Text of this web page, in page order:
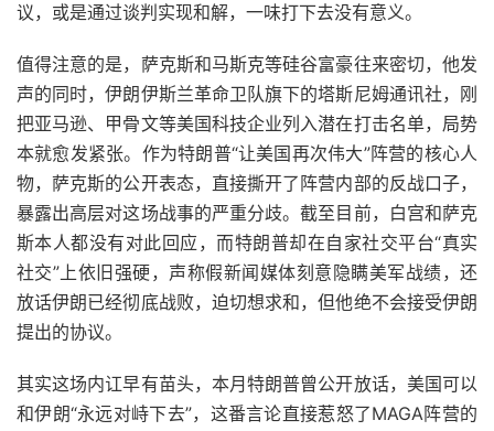
议，或是通过谈判实现和解，一味打下去没有意义。
值得注意的是，萨克斯和马斯克等硅谷富豪往来密切，他发
声的同时，伊朗伊斯兰革命卫队旗下的塔斯尼姆通讯社，刚
把亚马逊、甲骨文等美国科技企业列入潜在打击名单，局势
本就愈发紧张。作为特朗普“让美国再次伟大”阵营的核心人
物，萨克斯的公开表态，直接撕开了阵营内部的反战口子，
暴露出高层对这场战事的严重分歧。截至目前，白宫和萨克
斯本人都没有对此回应，而特朗普却在自家社交平台“真实
社交”上依旧强硬，声称假新闻媒体刻意隐瞒美军战绩，还
放话伊朗已经彻底战败，迫切想求和，但他绝不会接受伊朗
提出的协议。
其实这场内讧早有苗头，本月特朗普曾公开放话，美国可以
和伊朗“永远对峙下去”，这番言论直接惹怒了MAGA阵营的